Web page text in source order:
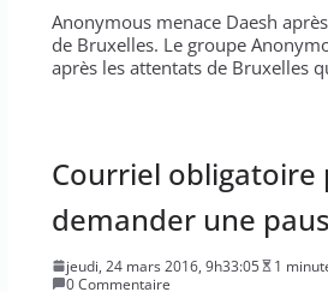
Anonymous menace Daesh
de Bruxelles. Le groupe
après les attentats de Bruxelles
Courriel obligatoire
demander une
jeudi, 24 mars 2016, 9h33:05
1
0 Commentaire